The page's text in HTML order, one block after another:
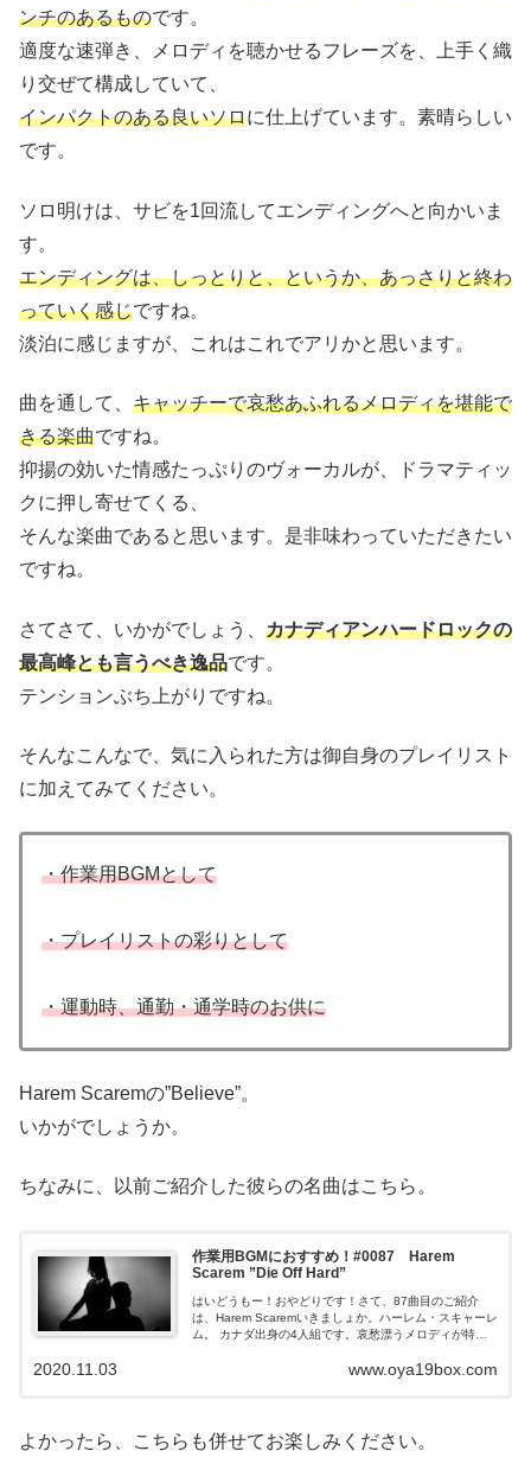
ンチのあるものです。
適度な速弾き、メロディを聴かせるフレーズを、上手く織
り交ぜて構成していて、
インパクトのある良いソロに仕上げています。素晴らしい
です。
ソロ明けは、サビを1回流してエンディングへと向かいま
す。
エンディングは、しっとりと、というか、あっさりと終わ
っていく感じですね。
淡泊に感じますが、これはこれでアリかと思います。
曲を通して、 キャッチーで哀愁あふれるメロディを堪能で
きる楽曲ですね。
抑揚の効いた情感たっぷりのヴォーカルが、ドラマティッ
クに押し寄せてくる、
そんな楽曲であると思います。是非味わっていただきたい
ですね。
さてさて、いかがでしょう、 カナディアンハードロックの
最高峰とも言うべき逸品です。
テンションぶち上がりですね。
そんなこんなで、気に入られた方は御自身のプレイリスト
に加えてみてください。
・作業用BGMとして
・プレイリストの彩りとして
・運動時、通勤・通学時のお供に
Harem Scaremの”Believe”。
いかがでしょうか。
ちなみに、以前ご紹介した彼らの名曲はこちら。
作業用BGMにおすすめ！#0087 Harem
Scarem ”Die Off Hard”
はいどうもー！おやどりです！さて、87曲目のご紹介
は、Harem Scaremいきましょか。ハーレム・スキャーレ
ム。 カナダ出身の4人組です。哀愁漂うメロディが特徴
www.oya19box.com
2020.11.03
よかったら、こちらも併せてお楽しみください。